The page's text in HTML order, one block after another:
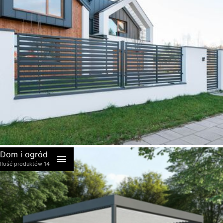
akcesoria
Dom i ogród
Ilość produktów 14